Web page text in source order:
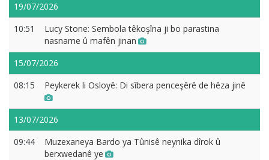
19/07/2026
10:51
Lucy Stone: Sembola têkoşîna ji bo parastina
nasname û mafên jinan
15/07/2026
08:15
Peykerek li Osloyê: Di sîbera penceşêrê de hêza jinê
13/07/2026
09:44
Muzexaneya Bardo ya Tûnisê neynika dîrok û
berxwedanê ye